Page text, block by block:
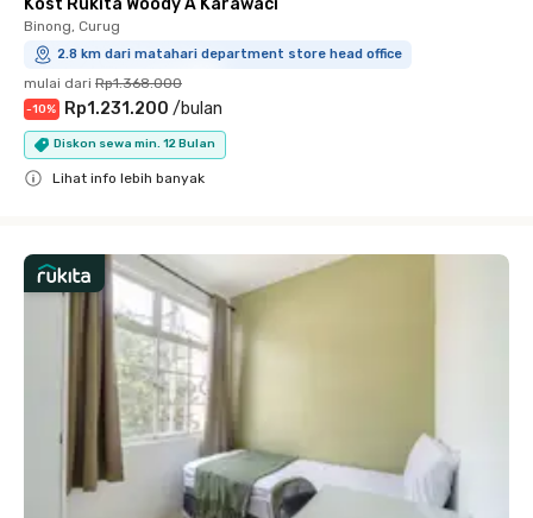
Binong, Curug
2.8 km dari matahari department store head office
mulai dari Rp1.368.000
-10% Rp1.231.200 /bulan
Diskon sewa min. 12 Bulan
Lihat info lebih banyak